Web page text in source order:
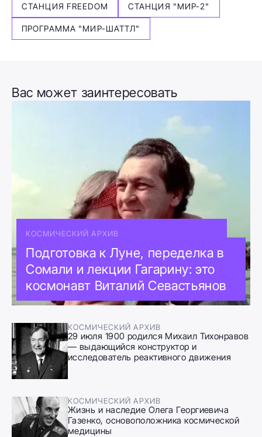
СТАНЦИЯ FREEDOM СТАНЦИЯ "МИР-2"
ПРОГРАММА "МИР-ШАТТЛ"
Вас может заинтересовать
КОСМИЧЕСКИЙ АРХИВ
Подготовка к Луне, переделка в
Сомали и лекции Гагарину: это
космонавт Виталий Севастьянов
КОСМИЧЕСКИЙ АРХИВ
29 июля 1900 родился Михаил Тихонравов
— выдающийся конструктор и
исследователь реактивного движения
КОСМИЧЕСКИЙ АРХИВ
Жизнь и наследие Олега Георгиевича
Газенко, основоположника космической
медицины